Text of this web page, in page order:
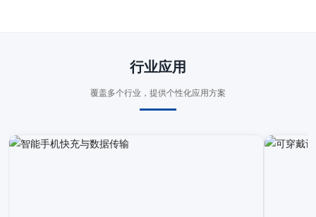
行业应用
覆盖多个行业，提供个性化应用方案